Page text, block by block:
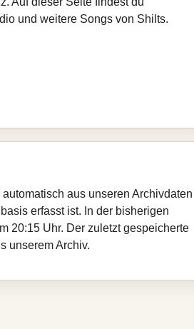
und weitere Songs von Shilts.
aus unseren Archivdaten
erfasst ist. In der bisherigen
20:15 Uhr. Der zuletzt gespeicherte
unserem Archiv.